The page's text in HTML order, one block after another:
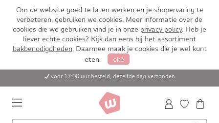
Om de website goed te laten werken en je shopervaring te
verbeteren, gebruiken we cookies. Meer informatie over de
cookies die we gebruiken vind je in onze privacy policy. Heb je
liever echte cookies? Kijk dan eens bij het assortiment
bakbenodigdheden. Daarmee maak je cookies die je wel kunt
eten.
oké
voor 17:00 uur besteld, dezelfde dag verzonden